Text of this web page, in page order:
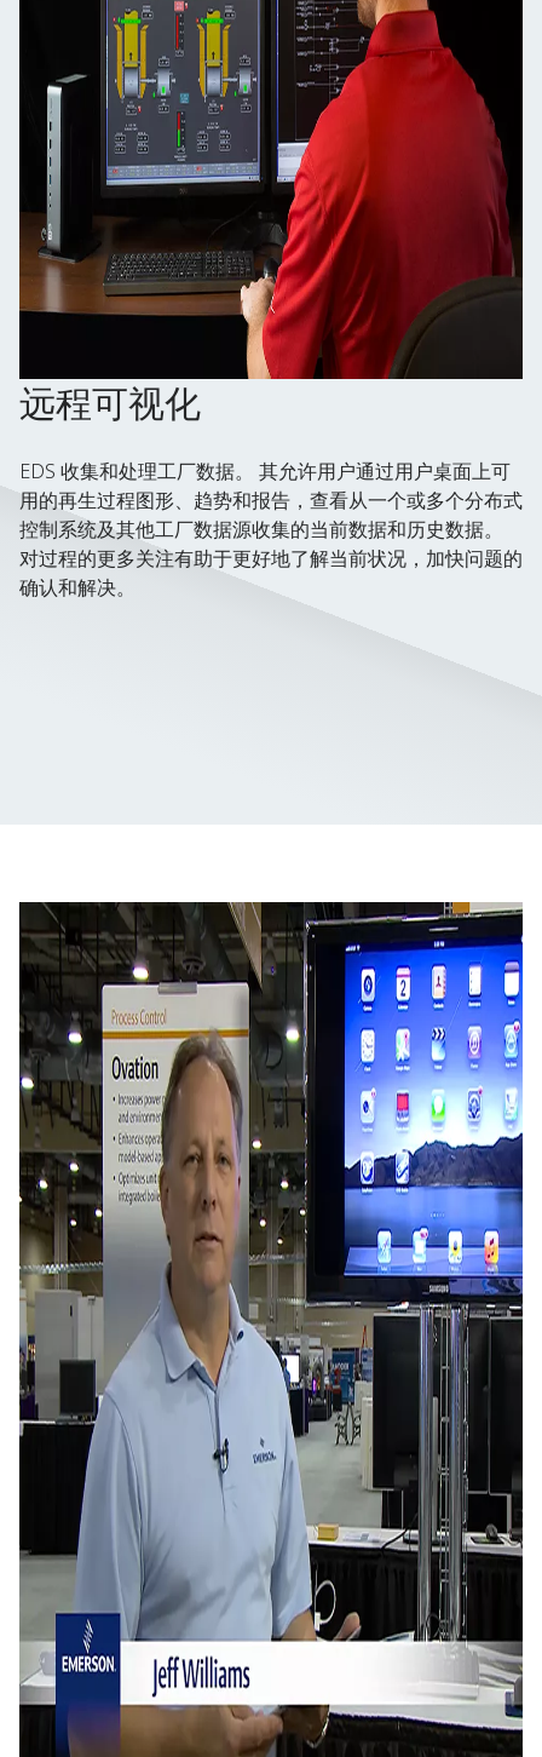
远程可视化
EDS 收集和处理工厂数据。 其允许用户通过用户桌面上可
用的再生过程图形、趋势和报告，查看从一个或多个分布式
控制系统及其他工厂数据源收集的当前数据和历史数据。
对过程的更多关注有助于更好地了解当前状况，加快问题的
确认和解决。